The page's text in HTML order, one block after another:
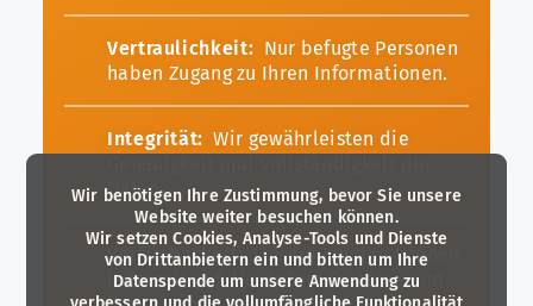
Vertraulichkeit: Nur befugte Personen
haben Zugang zu Ihren Informationen.
Integrität: Wir gewährleisten die
Daten.
Verfügbarkeit: Unsere Kunden können
jederzeit auf die deZem Systeme und
Wir benötigen Ihre Zustimmung, bevor Sie unsere
Website weiter besuchen können.
Wir setzen Cookies, Analyse-Tools und Dienste
von Drittanbietern ein und bitten um Ihre
Datenspende um unsere Anwendung zu